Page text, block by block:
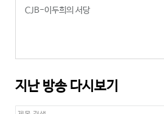
CJB-이두희의 서당
지난 방송 다시보기